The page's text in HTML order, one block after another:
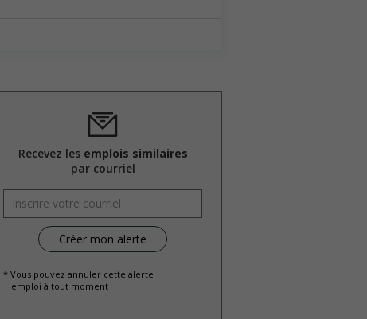
Recevez les emplois similaires
par courriel
* Vous pouvez annuler cette alerte
emploi à tout moment